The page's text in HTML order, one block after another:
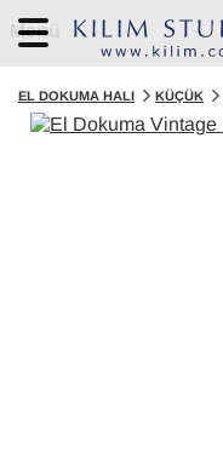
Menü
EL DOKUMA HALI KÜÇÜK